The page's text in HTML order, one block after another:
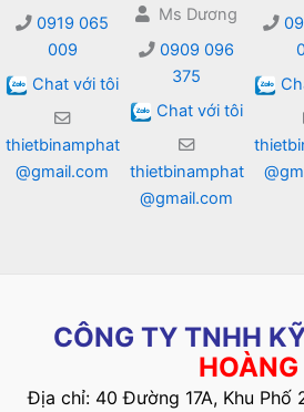
0919 065
009
Chat với tôi
thietbinamphat
@gmail.com
Ms Dương
0909 096
375
Chat với tôi
thietbinamphat
@gmail.com
CÔNG TY TNHH
HOÀNG
Địa chỉ: 40 Đường 17A, Khu Phố